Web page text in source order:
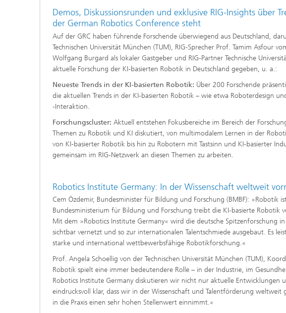
Demos, Diskussionsrunden und exklusive RIG-Insights über
der German Robotics Conference steht
Auf der GRC haben führende Forschende überwiegend aus Deutschland,
Technischen Universität München (TUM), RIG-Sprecher Prof. Tamim Asfour
Wolfgang Burgard als lokaler Gastgeber und RIG-Partner Technische
aktuelle Forschung der KI-basierten Robotik in Deutschland gegeben, u. a.:
Neueste Trends in der KI-basierten Robotik: Über 200 Forschende
die aktuellen Trends in der KI-basierten Robotik – wie etwa Roboterdesign
-Interaktion.
Forschungscluster: Aktuell entstehen Fokusbereiche im Bereich der
Themen zu Robotik und KI diskutiert, von multimodalem Lernen in der
von KI-basierter Robotik bis hin zu Robotern mit Tastsinn und KI-basierter
gemeinsam im RIG-Netzwerk an diesen Themen zu arbeiten.
Robotics Institute Germany: In der Wissenschaft weltweit
Cem Özdemir, Bundesminister für Bildung und Forschung (BMBF): »Robotik
Bundesministerium für Bildung und Forschung treibt die KI-basierte
Mit dem »Robotics Institute Germany« wird die deutsche Spitzenforschung
sichtbar vernetzt und so zur internationalen Talentschmiede ausgebaut. Es
starke und international wettbewerbsfähige Robotikforschung.«
Prof. Angela Schoellig von der Technischen Universität München (TUM),
Robotik spielt eine immer bedeutendere Rolle – in der Industrie, im
Robotics Institute Germany diskutieren wir nicht nur aktuelle
eindrucksvoll klar, dass wir in der Wissenschaft und Talentförderung weltweit
in die Praxis einen sehr hohen Stellenwert einnimmt.«